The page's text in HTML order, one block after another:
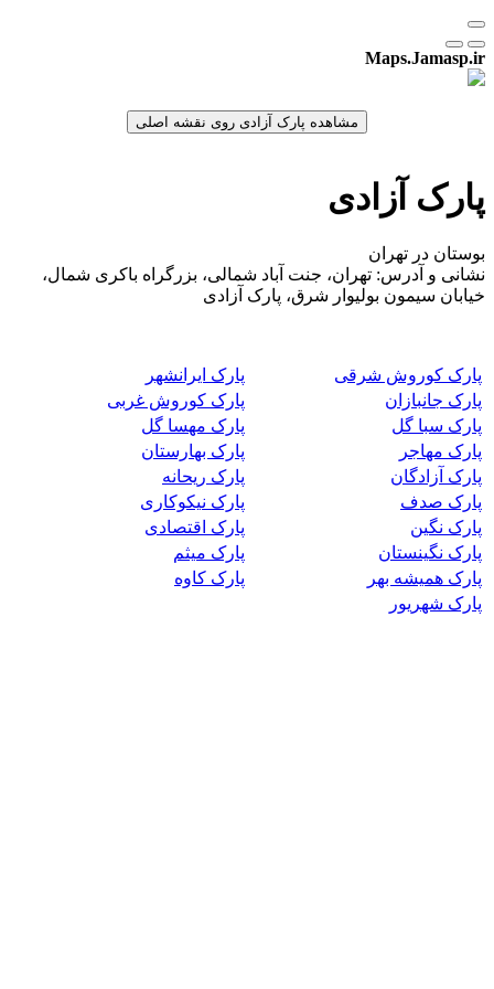
Maps.Jamasp.ir
پارک آزادی
بوستان در تهران
نشانی و آدرس: تهران، جنت آباد شمالی، بزرگراه باکری شمال،
خیابان سیمون بولیوار شرق، پارک آزادی
پارک کوروش شرقی
پارک ایرانشهر
پارک جانبازان
پارک کوروش غربی
پارک سبا گل
پارک مهسا گل
پارک مهاجر
پارک بهارستان
پارک آزادگان
پارک ریحانه
پارک صدف
پارک نیکوکاری
پارک نگین
پارک اقتصادی
پارک نگینستان
پارک میثم
پارک همیشه بهر
پارک کاوه
پارک شهریور